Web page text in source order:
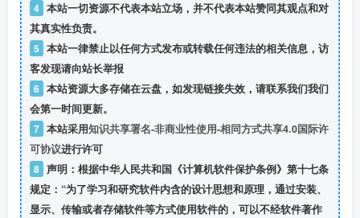
4 本站一切资源不代表本站立场，并不代表本站赞同其观点和对
其真实性负责。
5 本站一律禁止以任何方式发布或转载任何违法的相关信息，访
客发现请向站长举报
6 本站资源大多存储在云盘，如发现链接失效，请联系我们我们
会第一时间更新。
7 本站采用知识共享署名-非商业性使用-相同方式共享4.0国际许
可协议进行许可
8 声明：根据中华人民共和国《计算机软件保护条例》第十七条
规定：“为了学习和研究软件内含的设计思想和原理，通过安装、
显示、传输或者存储软件等方式使用软件的，可以不经软件著作